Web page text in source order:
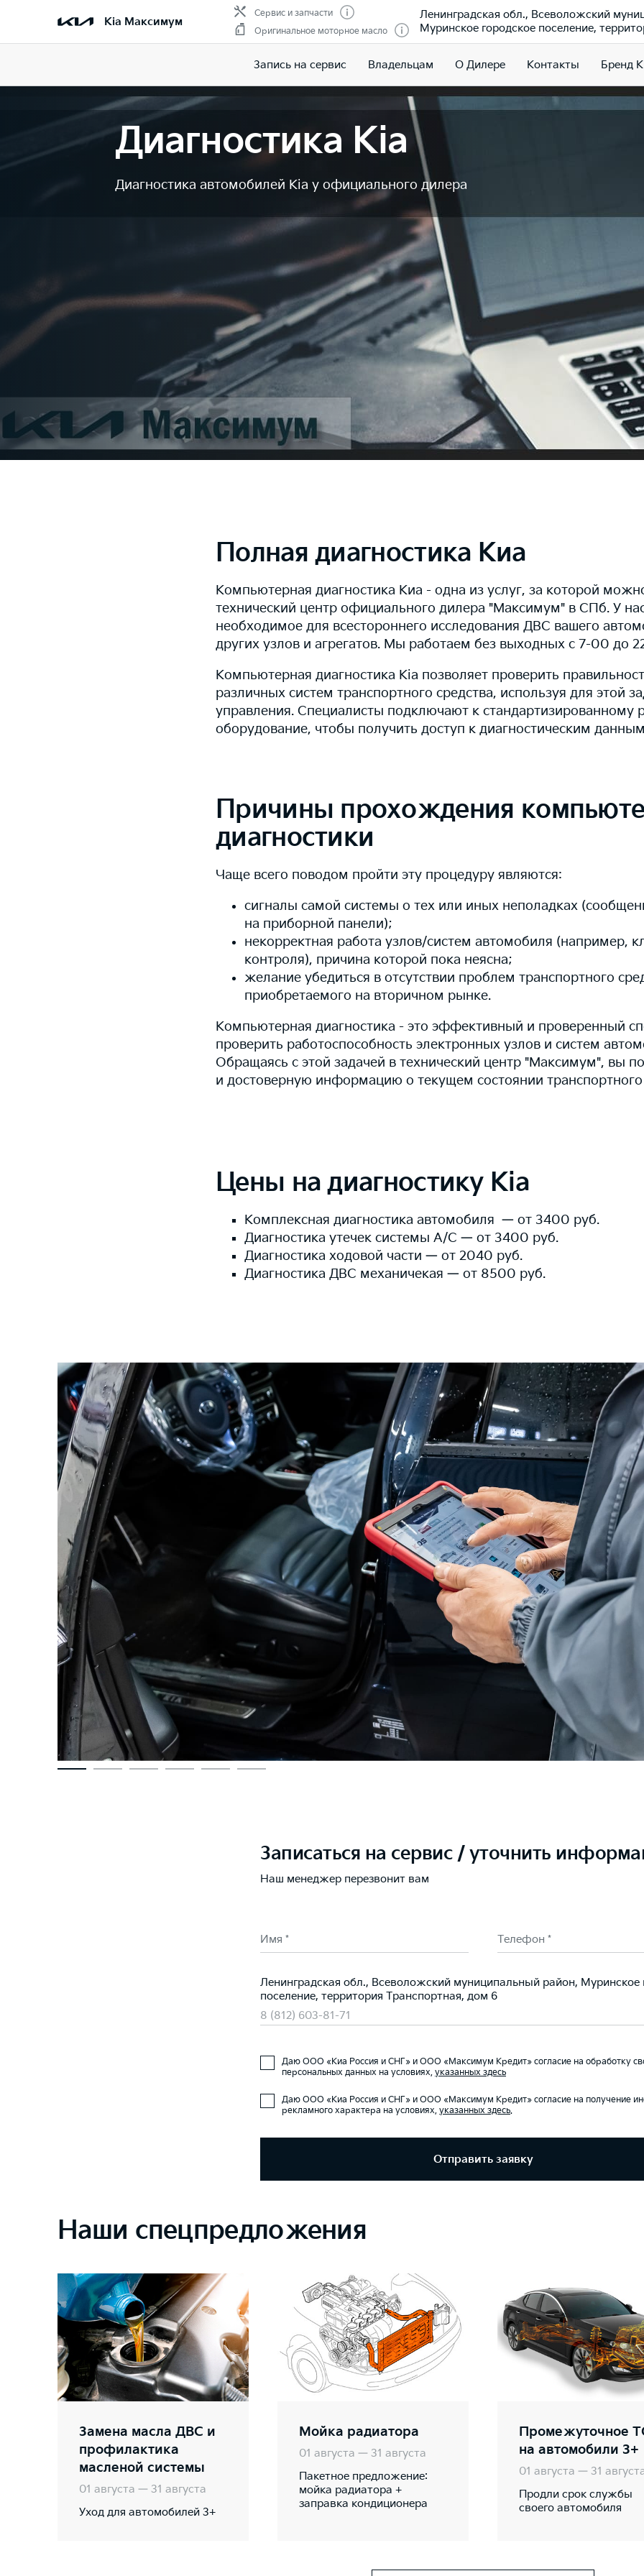
Kia Максимум
Сервис и запчасти
Оригинальное моторное масло
Ленинградская обл., Всеволожский
Муринское городское поселение,
Запись на сервис Владельцам О Дилере Контакты Бренд
Диагностика Kia
Диагностика автомобилей Kia у официального дилера
Полная диагностика Киа
Компьютерная диагностика Киа - одна из услуг, за которой
технический центр официального дилера "Максимум" в СПб. У
необходимое для всестороннего исследования ДВС вашего
других узлов и агрегатов. Мы работаем без выходных с 7-00 до
Компьютерная диагностика Kia позволяет проверить
различных систем транспортного средства, используя для этой
управления. Специалисты подключают к стандартизированному
оборудование, чтобы получить доступ к диагностическим
Причины прохождения
диагностики
Чаще всего поводом пройти эту процедуру являются:
сигналы самой системы о тех или иных неполадках
на приборной панели);
некорректная работа узлов/систем автомобиля (например,
контроля), причина которой пока неясна;
желание убедиться в отсутствии проблем транспортного
приобретаемого на вторичном рынке.
Компьютерная диагностика - это эффективный и проверенный
проверить работоспособность электронных узлов и систем
Обращаясь с этой задачей в технический центр "Максимум", вы
и достоверную информацию о текущем состоянии транспортного
Цены на диагностику Kia
Комплексная диагностика автомобиля — от 3400 руб.
Диагностика утечек системы А/С — от 3400 руб.
Диагностика ходовой части — от 2040 руб.
Диагностика ДВС механичекая — от 8500 руб.
Записаться на сервис / уточнить
Наш менеджер перезвонит вам
Имя * Телефон *
Ленинградская обл., Всеволожский муниципальный район, Муринское
поселение, территория Транспортная, дом 6
8 (812) 603-81-71
Даю ООО «Киа Россия и СНГ» и ООО «Максимум Кредит» согласие на обработку
персональных данных на условиях, указанных здесь
Даю ООО «Киа Россия и СНГ» и ООО «Максимум Кредит» согласие на получение
рекламного характера на условиях, указанных здесь.
Отправить заявку
Наши спецпредложения
Замена масла ДВС и
профилактика
масленой системы
01 августа — 31 августа
Уход для автомобилей 3+
Мойка радиатора
01 августа — 31 августа
Пакетное предложение:
мойка радиатора +
заправка кондиционера
Промежуточное
на автомобили 3+
01 августа — 31
Продли срок службы
своего автомобиля